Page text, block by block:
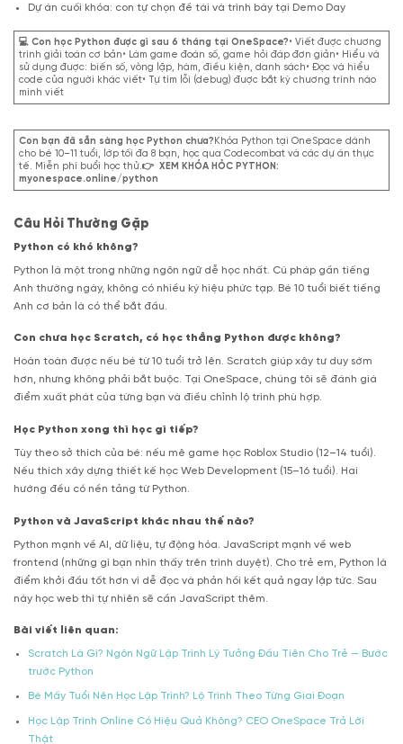
Dự án cuối khóa: con tự chọn đề tài và trình bày tại Demo Day
💻 Con học Python được gì sau 6 tháng tại OneSpace?• Viết được chương
trình giải toán cơ bản• Làm game đoán số, game hỏi đáp đơn giản• Hiểu và
sử dụng được: biến số, vòng lặp, hàm, điều kiện, danh sách• Đọc và hiểu
code của người khác viết• Tự tìm lỗi (debug) được bắt kỳ chương trình nào
mình viết
Con bạn đã sẵn sàng học Python chưa? Khóa Python tại OneSpace dành
cho bé 10–11 tuổi, lớp tối đa 8 bạn, học qua Codecombat và các dự án thực
tế. Miễn phí buổi học thử.👉 XEM KHÓA HỎC PYTHON:
myonespace.online/python
Câu Hỏi Thường Gặp
Python có khó không?
Python là một trong những ngôn ngữ dễ học nhất. Cú pháp gần tiếng
Anh thường ngày, không có nhiều ký hiệu phức tạp. Bé 10 tuổi biết tiếng
Anh cơ bản là có thể bắt đầu.
Con chưa học Scratch, có học thẳng Python được không?
Hoàn toàn được nếu bé từ 10 tuổi trở lên. Scratch giúp xây tư duy sớm
hơn, nhưng không phải bắt buộc. Tại OneSpace, chúng tôi sẽ đánh giá
điểm xuất phát của từng bạn và điều chỉnh lộ trình phù hợp.
Học Python xong thì học gì tiếp?
Tùy theo sở thích của bé: nếu mê game học Roblox Studio (12–14 tuổi).
Nếu thích xây dựng thiết kế học Web Development (15–16 tuổi). Hai
hướng đều có nền tảng từ Python.
Python và JavaScript khác nhau thế nào?
Python mạnh về AI, dữ liệu, tự động hóa. JavaScript mạnh về web
frontend (những gì bạn nhìn thấy trên trình duyệt). Cho trẻ em, Python là
điểm khởi đầu tốt hơn vì dễ đọc và phản hồi kết quả ngay lập tức. Sau
này học web thì tự nhiên sẽ cần JavaScript thêm.
Bài viết liên quan:
Scratch Là Gì? Ngôn Ngữ Lập Trình Lý Tưởng Đầu Tiên Cho Trẻ — Bước
trước Python
Bé Mấy Tuổi Nên Học Lập Trình? Lộ Trình Theo Từng Giai Đoạn
Học Lập Trình Online Có Hiệu Quả Không? CEO OneSpace Trả Lời
Thật